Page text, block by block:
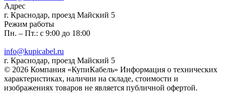
Адрес
г. Краснодар, проезд Майский 5
Режим работы
Пн. – Пт.: с 9:00 до 18:00
info@kupicabel.ru
г. Краснодар, проезд Майский 5
© 2026 Компания «КупиКабель» Информация о технических
характеристиках, наличии на складе, стоимости и
изображениях товаров не является публичной офертой.